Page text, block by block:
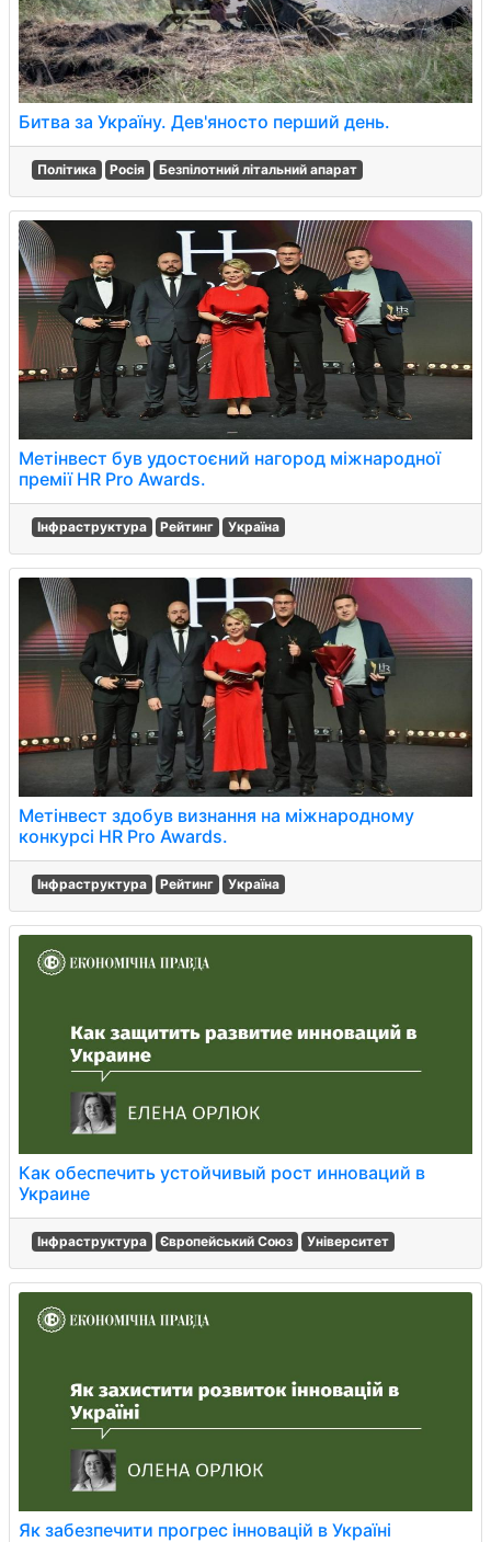
Битва за Україну. Дев'яносто перший день.
Політика Росія Безпілотний літальний апарат
Метінвест був удостоєний нагород міжнародної
премії HR Pro Awards.
Інфраструктура Рейтинг Україна
Метінвест здобув визнання на міжнародному
конкурсі HR Pro Awards.
Інфраструктура Рейтинг Україна
Как обеспечить устойчивый рост инноваций в
Украине
Інфраструктура Європейський Союз Університет
Як забезпечити прогрес інновацій в Україні